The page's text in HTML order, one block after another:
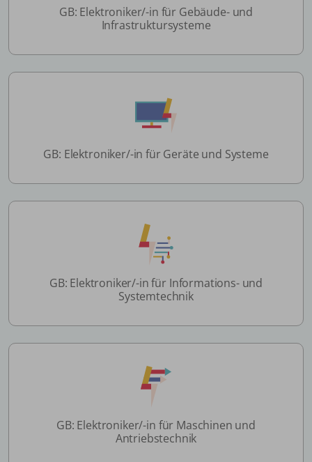
GB: Elektroniker/-in für Gebäude- und
Infrastruktursysteme
GB: Elektroniker/-in für Geräte und Systeme
GB: Elektroniker/-in für Informations- und
Systemtechnik
GB: Elektroniker/-in für Maschinen und
Antriebstechnik